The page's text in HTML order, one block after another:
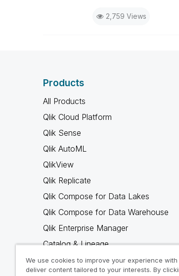
2,759 Views
Products
All Products
Qlik Cloud Platform
Qlik Sense
Qlik AutoML
QlikView
Qlik Replicate
Qlik Compose for Data Lakes
Qlik Compose for Data Warehouse
Qlik Enterprise Manager
Catalog & Lineage
Qlik Gold Client
We use cookies to improve your experience
deliver content tailored to your interests. By